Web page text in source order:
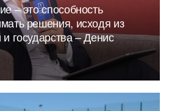
– это способность
решения, исходя из
государства – Денис